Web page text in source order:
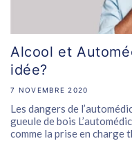
Alcool et
idée?
7 NOVEMBRE 2020
Les dangers de
gueule de bois
comme la prise en charge